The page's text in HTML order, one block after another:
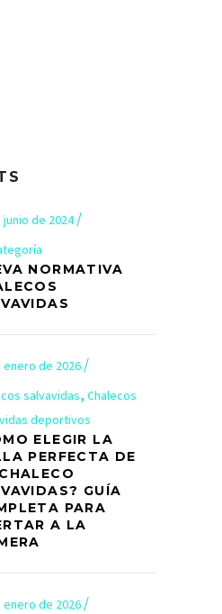
junio de 2024
NORMATIVA
enero de 2026
salvavidas, Chalecos
deportivos
ELEGIR LA
PERFECTA DE
GUÍA
PARA
A LA
enero de 2026